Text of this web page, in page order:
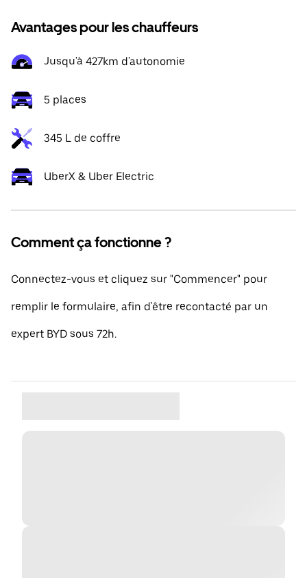
Avantages pour les chauffeurs
Jusqu'à 427km d'autonomie
5 places
345 L de coffre
UberX & Uber Electric
Comment ça fonctionne ?
Connectez-vous et cliquez sur "Commencer" pour
remplir le formulaire, afin d'être recontacté par un
expert BYD sous 72h.